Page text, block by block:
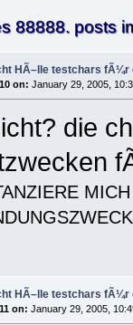
88888. posts
HÃ–lle testchars fÃ¼r
on: January 29, 2005,
die
HÃ–lle testchars fÃ¼r
on: January 29, 2005,